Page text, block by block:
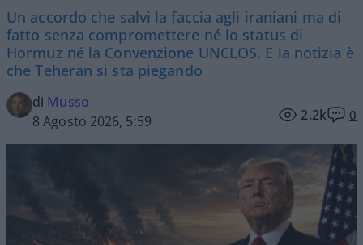
Un accordo che salvi la faccia agli iraniani ma di
fatto senza compromettere né lo status di
Hormuz né la Convenzione UNCLOS. E la notizia è
che Teheran si sta piegando
di Musso
8 Agosto 2026, 5:59
2.2k 0